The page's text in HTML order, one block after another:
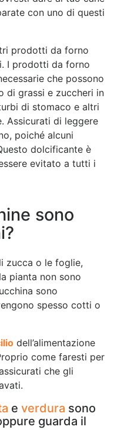
con uno di questi
prodotti da forno
I prodotti da forno
che possono
di grassi e zuccheri in
di stomaco e altri
Assicurati di leggere
poiché alcuni
dolcificante è
evitato a tutti i
sono
zucca o le foglie,
pianta non sono
sono
spesso cotti o
dell’alimentazione
come faresti per
che gli
e verdura sono
guarda il